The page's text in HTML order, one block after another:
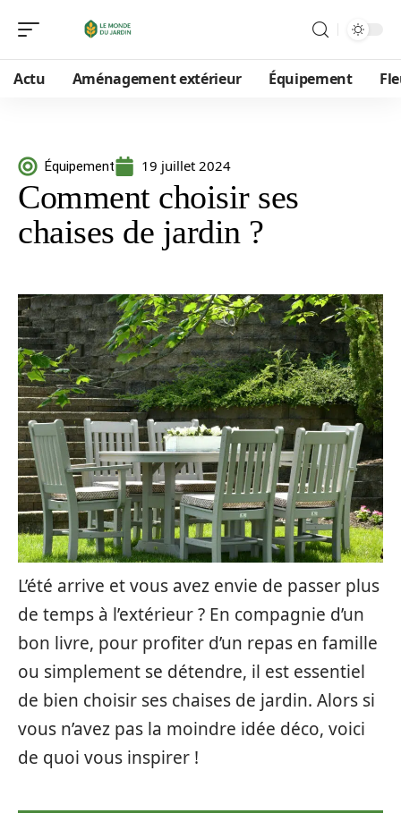
Actu Aménagement extérieur Équipement
Équipement 19 juillet 2024
Comment choisir ses
chaises de jardin ?
L’été arrive et vous avez envie de passer plus
de temps à l’extérieur ? En compagnie d’un
bon livre, pour profiter d’un repas en famille
ou simplement se détendre, il est essentiel
de bien choisir ses chaises de jardin. Alors si
vous n’avez pas la moindre idée déco, voici
de quoi vous inspirer !